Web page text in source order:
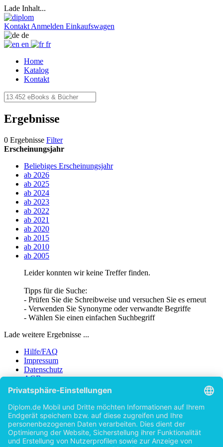
Lade Inhalt...
Kontakt Anmelden Einkaufswagen
de
en
fr
Home
Katalog
Kontakt
Ergebnisse
0 Ergebnisse Filter
Erscheinungsjahr
Beliebiges Erscheinungsjahr
ab 2026
ab 2025
ab 2024
ab 2023
ab 2022
ab 2021
ab 2020
ab 2015
ab 2010
ab 2005
Leider konnten wir keine Treffer finden.
Tipps für die Suche:
- Prüfen Sie die Schreibweise und versuchen Sie es erneut
- Verwenden Sie Synonyme oder verwandte Begriffe
- Wählen Sie einen einfachen Suchbegriff
Lade weitere Ergebnisse ...
Hilfe/FAQ
Impressum
Datenschutz
AGB
Vertrag widerrufen
Zur Desktop-Version
Copyright ©Imprint in der Bedey & Thoms Media GmbH
byOpen Publishing
Zurück
Erscheinungsjahr